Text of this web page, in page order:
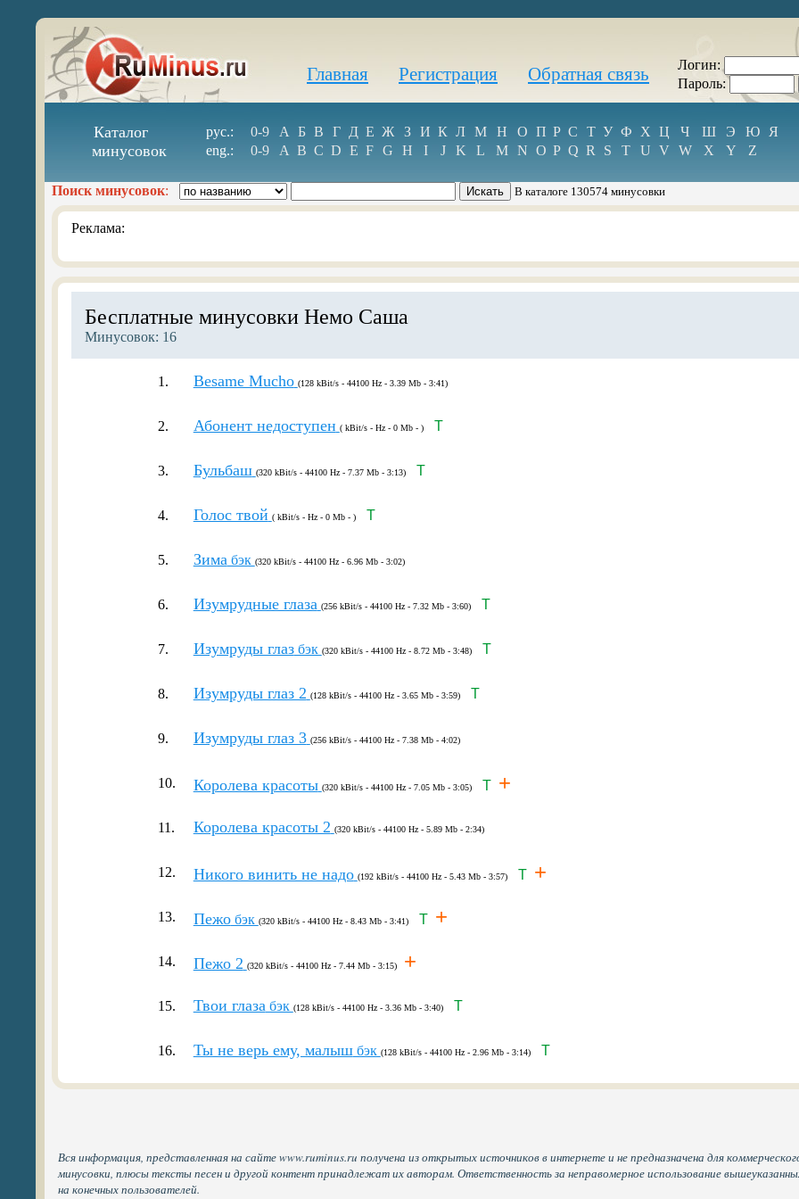
Главная Регистрация Обратная связь
Логин:
Пароль:
Каталог
минусовок
рус.: 0-9 А Б В Г Д Е Ж З И К Л М Н О П Р С Т У Ф Х Ц Ч Ш Э Ю Я
eng.:
0-9 A B C D E F G H I J K L M N O P Q R S T U V W X Y Z
Поиск минусовок: В каталоге 130574 минусовки
Реклама:
Бесплатные минусовки Немо Саша
Минусовок: 16
1. Besame Mucho (128 kBit/s - 44100 Hz - 3.39 Mb - 3:41)
2. Абонент недоступен ( kBit/s - Hz - 0 Mb - ) T
3. Бульбаш (320 kBit/s - 44100 Hz - 7.37 Mb - 3:13) T
4. Голос твой ( kBit/s - Hz - 0 Mb - ) T
5. Зима бэк (320 kBit/s - 44100 Hz - 6.96 Mb - 3:02)
6. Изумрудные глаза (256 kBit/s - 44100 Hz - 7.32 Mb - 3:60) T
7. Изумруды глазбэк (320 kBit/s - 44100 Hz - 8.72 Mb - 3:48) T
8. Изумруды глаз 2 (128 kBit/s - 44100 Hz - 3.65 Mb - 3:59) T
9. Изумруды глаз 3 (256 kBit/s - 44100 Hz - 7.38 Mb - 4:02)
10. Королева красоты (320 kBit/s - 44100 Hz - 7.05 Mb - 3:05) T +
11. Королева красоты 2 (320 kBit/s - 44100 Hz - 5.89 Mb - 2:34)
12. Никого винить не надо (192 kBit/s - 44100 Hz - 5.43 Mb - 3:57) T +
13. Пежобэк (320 kBit/s - 44100 Hz - 8.43 Mb - 3:41) T +
14. Пежо 2 (320 kBit/s - 44100 Hz - 7.44 Mb - 3:15) +
15. Твои глаза бэк (128 kBit/s - 44100 Hz - 3.36 Mb - 3:40) T
16. Ты не верь ему, малышбэк (128 kBit/s - 44100 Hz - 2.96 Mb - 3:14) T
Вся информация, представленная на сайте www.ruminus.ru получена из открытых источников в интернете и не предназначена для
минусовки, плюсы тексты песен и другой контент принадлежат их авторам. Ответственность за неправомерное использование
на конечных пользователей.